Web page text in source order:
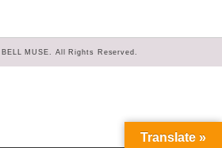
MUSE. All Rights Reserved.
Translate »